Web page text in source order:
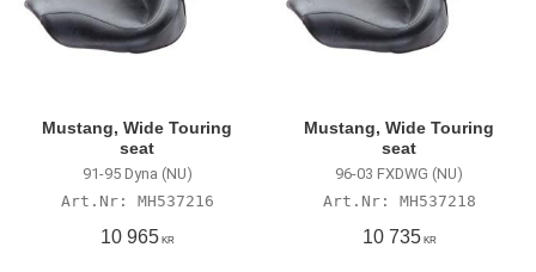
Mustang, Wide Touring
seat
91-95 Dyna (NU)
MH537216
10 965KR
Mustang, Wide Touring
seat
96-03 FXDWG (NU)
MH537218
10 735KR